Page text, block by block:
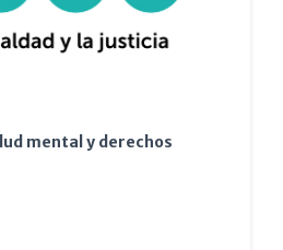
mental y derechos